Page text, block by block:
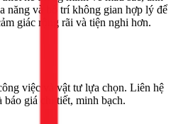
năng và bố trí không gian hợp lý để
giác rộng rãi và tiện nghi hơn.
việc và vật tư lựa chọn. Liên hệ
báo giá chi tiết, minh bạch.